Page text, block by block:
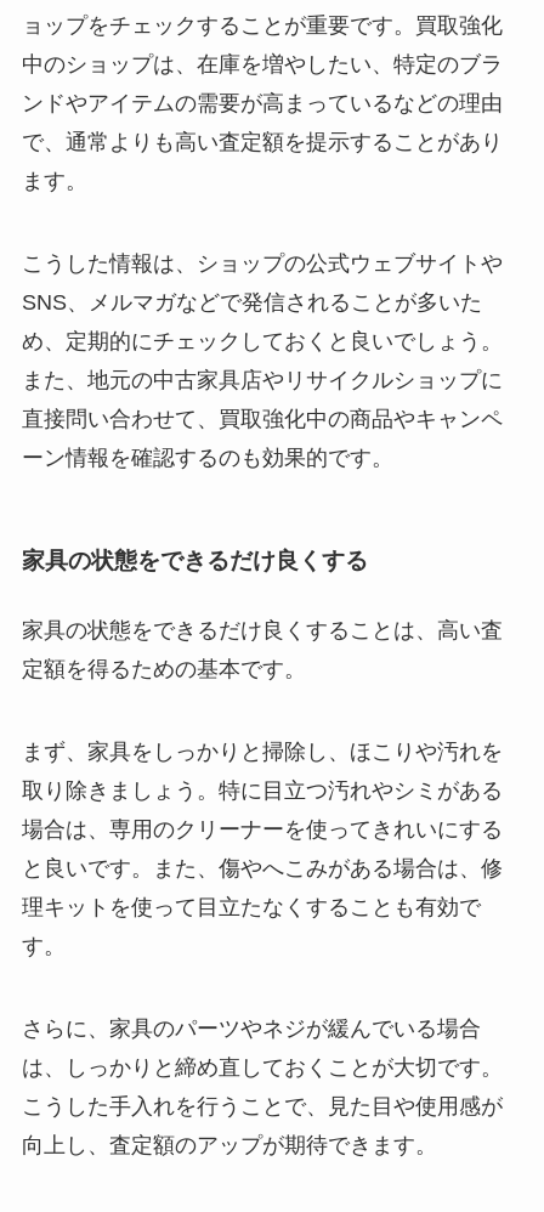
ョップをチェックすることが重要です。買取強化
中のショップは、在庫を増やしたい、特定のブラ
ンドやアイテムの需要が高まっているなどの理由
で、通常よりも高い査定額を提示することがあり
ます。
こうした情報は、ショップの公式ウェブサイトや
SNS、メルマガなどで発信されることが多いた
め、定期的にチェックしておくと良いでしょう。
また、地元の中古家具店やリサイクルショップに
直接問い合わせて、買取強化中の商品やキャンペ
ーン情報を確認するのも効果的です。
家具の状態をできるだけ良くする
家具の状態をできるだけ良くすることは、高い査
定額を得るための基本です。
まず、家具をしっかりと掃除し、ほこりや汚れを
取り除きましょう。特に目立つ汚れやシミがある
場合は、専用のクリーナーを使ってきれいにする
と良いです。また、傷やへこみがある場合は、修
理キットを使って目立たなくすることも有効で
す。
さらに、家具のパーツやネジが緩んでいる場合
は、しっかりと締め直しておくことが大切です。
こうした手入れを行うことで、見た目や使用感が
向上し、査定額のアップが期待できます。